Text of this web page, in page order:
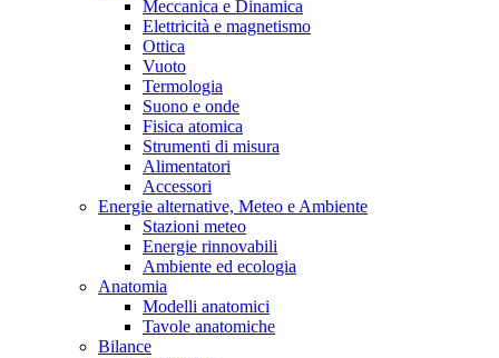
Meccanica e Dinamica
Elettricità e magnetismo
Ottica
Vuoto
Termologia
Suono e onde
Fisica atomica
Strumenti di misura
Alimentatori
Accessori
Energie alternative, Meteo e Ambiente
Stazioni meteo
Energie rinnovabili
Ambiente ed ecologia
Anatomia
Modelli anatomici
Tavole anatomiche
Bilance